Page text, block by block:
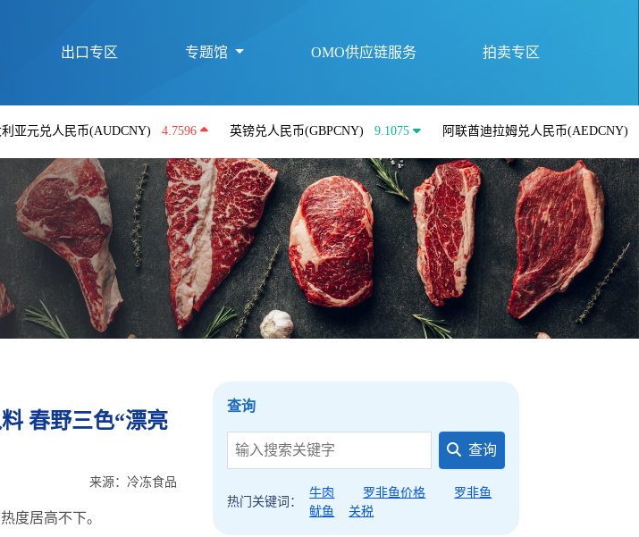
出口专区 专题馆 OMO供应链服务 拍卖专区
民币(AUDCNY) 4.7596 英镑兑人民币(GBPCNY) 9.1075 阿联酋迪拉姆兑人民币(AEDCNY) 1.842
春野三色“漂亮
来源：冷冻食品
度居高不下。
查询
查询
热门关键词：
牛肉 罗非鱼价格
罗非鱼
鱿鱼
关税